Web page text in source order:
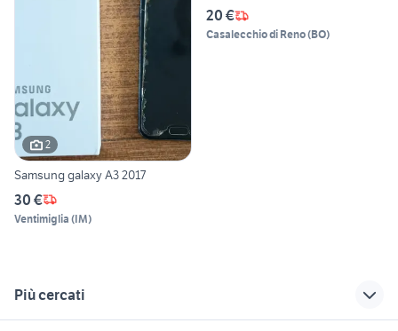
2
Samsung galaxy A3 2017
30 €
Ventimiglia (IM)
20 €
Casalecchio di Reno(BO)
Più cercati